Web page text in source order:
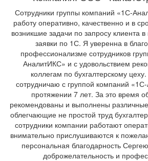
Сотрудники группы компаний «1С-
работу оперативно, качественно и в
возникшие задачи по запросу клиента
заявки по 1С. Я уверенна в
профессионализме сотрудников
АналитИКС» и с удовольствием
коллегам по бухгалтерскому
сотрудничаю с группой компаний
протяжении 7 лет. За это время
рекомендованы и выполнены
облегчающие не простой труд
сотрудники компании работают
внимательно прислушиваются к
персональная благодарность
доброжелательность и